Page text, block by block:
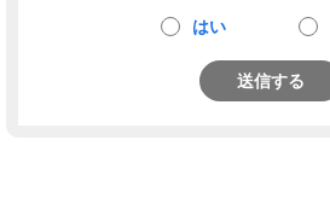
はい
送信する